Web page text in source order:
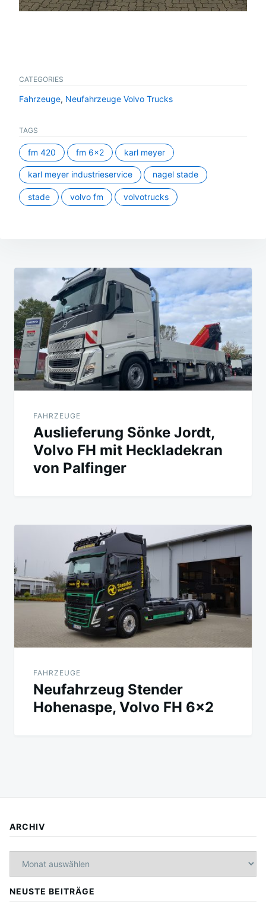
CATEGORIES
Fahrzeuge, Neufahrzeuge Volvo Trucks
TAGS
fm 420 fm 6x2 karl meyer
karl meyer industrieservice nagel stade
stade volvo fm volvotrucks
Beitragsnavigation
FAHRZEUGE
Auslieferung Sönke Jordt,
Volvo FH mit Heckladekran
von Palfinger
FAHRZEUGE
Neufahrzeug Stender
Hohenaspe, Volvo FH 6×2
ARCHIV
NEUSTE BEITRÄGE